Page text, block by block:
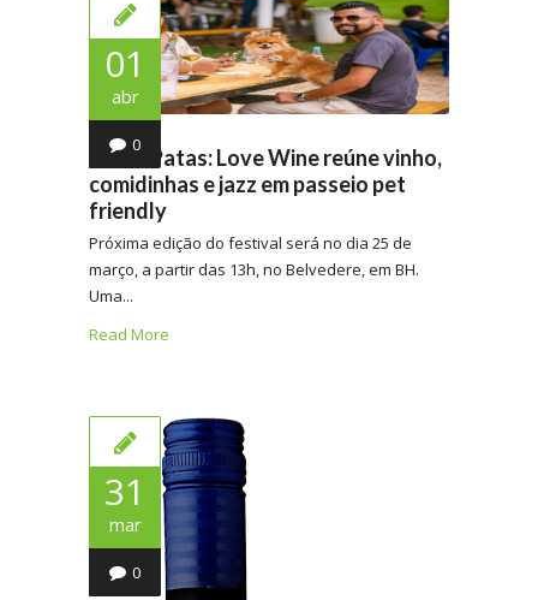
01
abr
0
Giro 4 Patas: Love Wine reúne vinho,
comidinhas e jazz em passeio pet
friendly
Próxima edição do festival será no dia 25 de
março, a partir das 13h, no Belvedere, em BH.
Uma...
Read More
31
mar
0